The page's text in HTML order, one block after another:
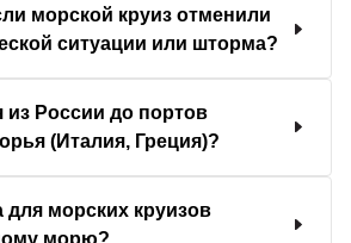
морской круиз отменили
ситуации или шторма?
из России до портов
(Италия, Греция)?
для морских круизов
морю?